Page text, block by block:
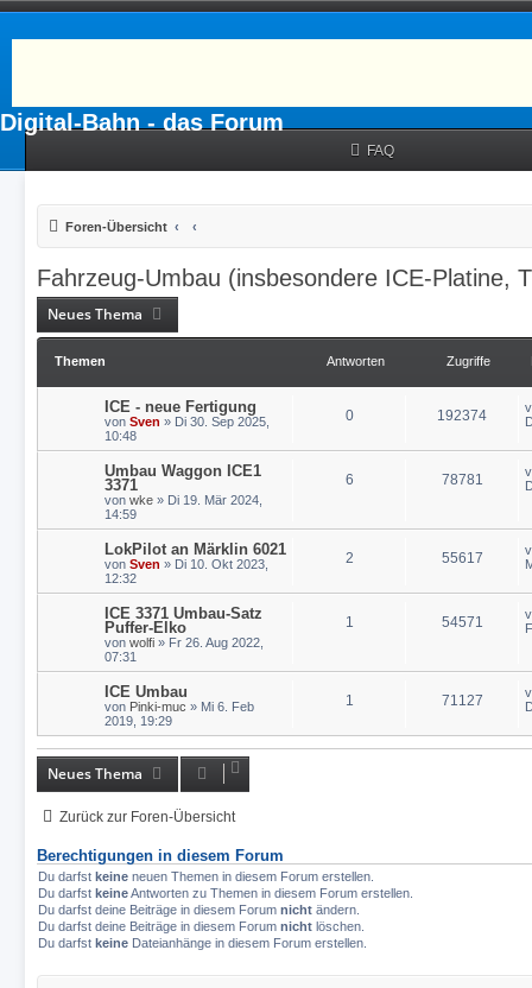
Digital-Bahn - das Forum
FAQ
Foren-Übersicht
Fahrzeug-Umbau (insbesondere ICE-Platine,
Neues Thema
Themen Antworten Zugriffe
ICE - neue Fertigung
von Sven » Di 30. Sep 2025,
10:48
0 192374
Umbau Waggon ICE1
3371
von wke » Di 19. Mär 2024,
14:59
6 78781
LokPilot an Märklin 6021
von Sven » Di 10. Okt 2023,
12:32
2 55617
ICE 3371 Umbau-Satz
Puffer-Elko
von wolfi » Fr 26. Aug 2022,
07:31
1 54571
ICE Umbau
von Pinki-muc » Mi 6. Feb
2019, 19:29
1 71127
Neues Thema
Zurück zur Foren-Übersicht
Berechtigungen in diesem Forum
Du darfst keine neuen Themen in diesem Forum erstellen.
Du darfst keineAntworten zu Themen in diesem Forum erstellen.
Du darfst deine Beiträge in diesem Forum nicht ändern.
Du darfst deine Beiträge in diesem Forum nicht löschen.
Du darfst keine Dateianhänge in diesem Forum erstellen.